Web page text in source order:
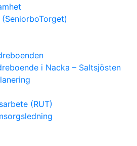
i Nacka – Saltsjösten
(RUT)